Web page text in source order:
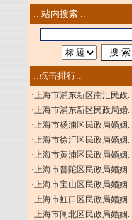
:: 站内搜索 ::
::点击排行::
·上海市浦东新区南汇民政..
·上海市浦东新区民政局婚..
·上海市杨浦区民政局婚姻..
·上海市徐汇区民政局婚姻..
·上海市黄浦区民政局婚姻..
·上海市普陀区民政局婚姻..
·上海市宝山区民政局婚姻..
·上海市虹口区民政局婚姻..
·上海市闸北区民政局婚姻..